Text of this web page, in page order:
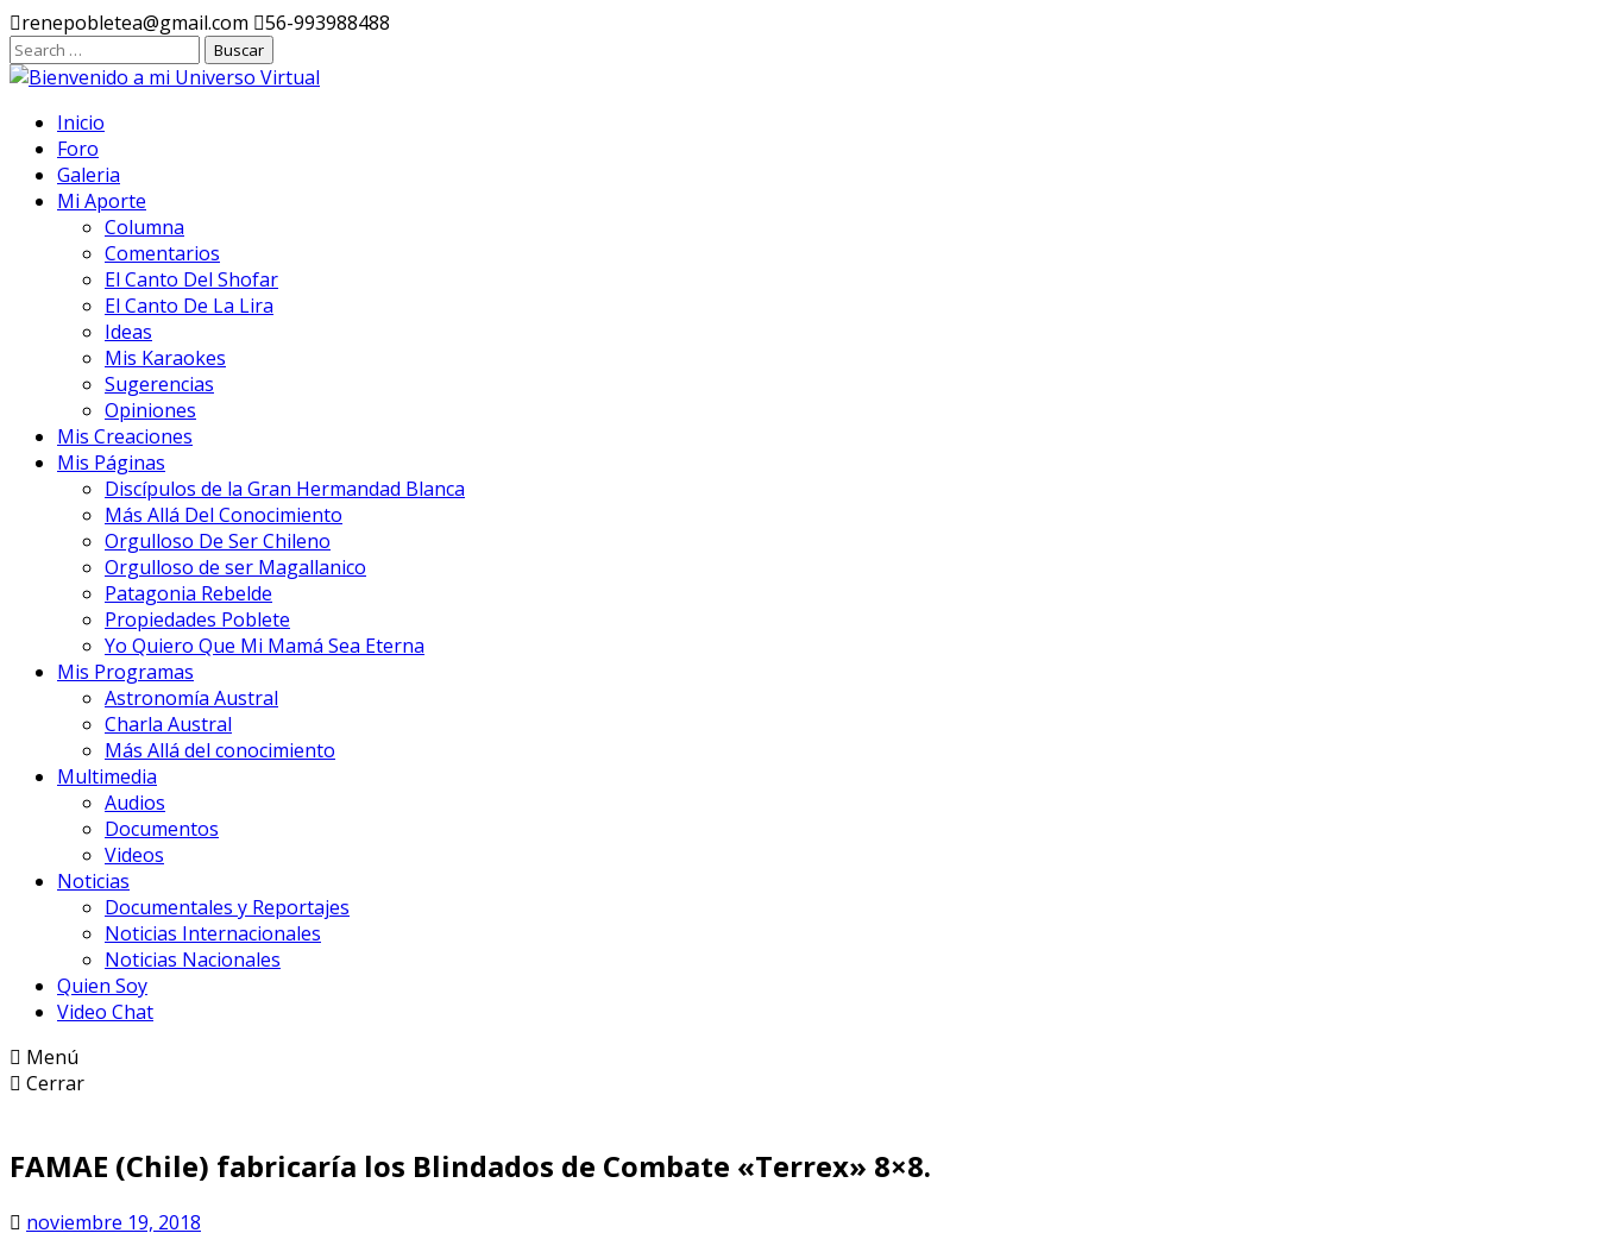
Ir
al
contenido
renepobletea@gmail.com 56-993988488
Inicio
Foro
Galeria
Mi Aporte
Columna
Comentarios
El Canto Del Shofar
El Canto De La Lira
Ideas
Mis Karaokes
Sugerencias
Opiniones
Mis Creaciones
Mis Páginas
Discípulos de la Gran Hermandad Blanca
Más Allá Del Conocimiento
Orgulloso De Ser Chileno
Orgulloso de ser Magallanico
Patagonia Rebelde
Propiedades Poblete
Yo Quiero Que Mi Mamá Sea Eterna
Mis Programas
Astronomía Austral
Charla Austral
Más Allá del conocimiento
Multimedia
Audios
Documentos
Videos
Noticias
Documentales y Reportajes
Noticias Internacionales
Noticias Nacionales
Quien Soy
Video Chat
Menú
Cerrar
FAMAE (Chile) fabricaría los Blindados de Combate «Terrex» 8×8.
noviembre 19, 2018